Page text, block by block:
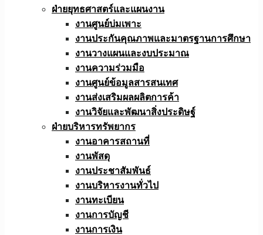
ฝ่ายยุทธศาสตร์และแผนงาน
งานศูนย์บ่มเพาะ
งานประกันคุณภาพและมาตรฐานการศึกษา
งานวางแผนและงบประมาณ
งานความร่วมมือ
งานศูนย์ข้อมูลสารสนเทศ
งานส่งเสริมผลผลิตการค้า
งานวิจัยและพัฒนาสิ่งประดิษฐ์
ฝ่ายบริหารทรัพยากร
งานอาคารสถานที่
งานพัสดุ
งานประชาสัมพันธ์
งานบริหารงานทั่วไป
งานทะเบียน
งานการบัญชี
งานการเงิน